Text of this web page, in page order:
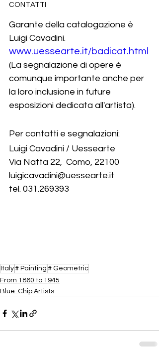
CONTATTI
Garante della catalogazione è
Luigi Cavadini.
www.uessearte.it/badicat.html
(La segnalazione di opere è
comunque importante anche per
la loro inclusione in future
esposizioni dedicata all'artista).
Per contatti e segnalazioni:
Luigi Cavadini / Uessearte
Via Natta 22,  Como, 22100
luigicavadini@uessearte.it
tel. 031.269393
Italy# Painting # Geometric
From 1860 to 1945
​Blue-Chip Artists